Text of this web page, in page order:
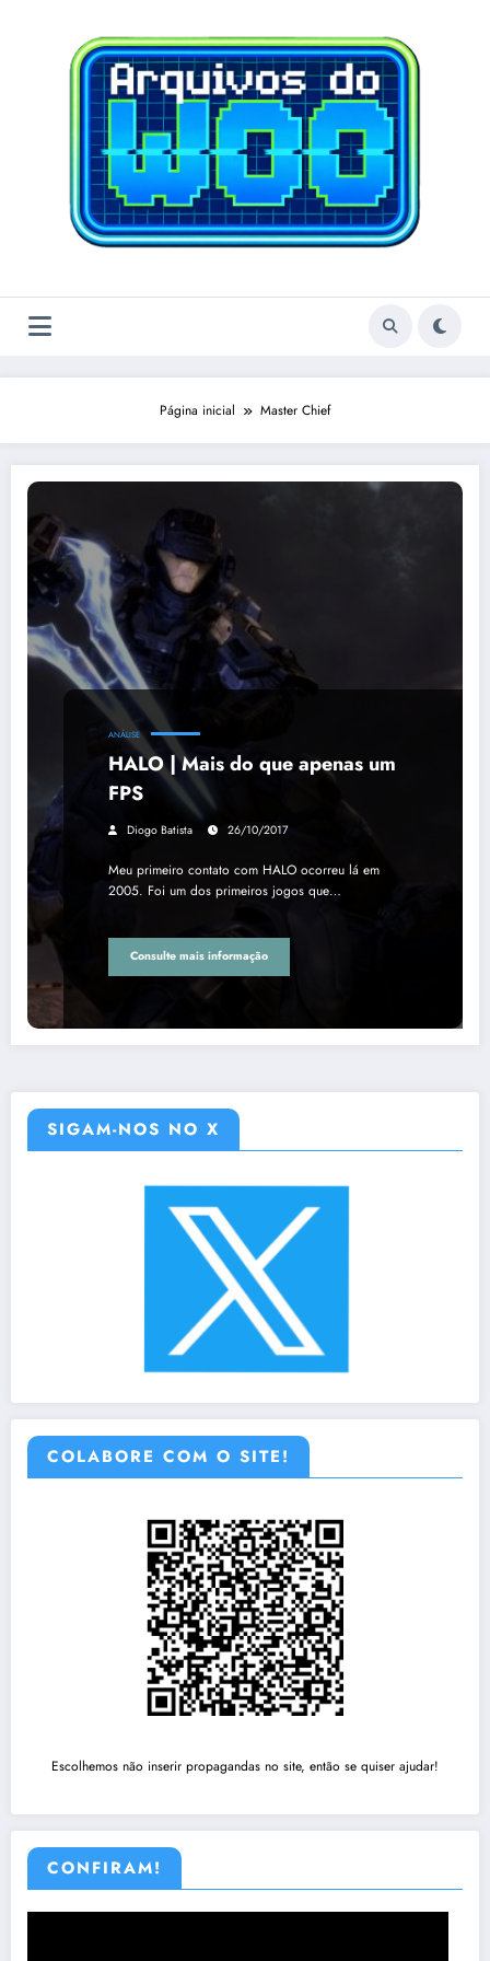
Página inicial Master Chief
ANÁLISE
HALO | Mais do que apenas um
FPS
Diogo Batista 26/10/2017
Meu primeiro contato com HALO ocorreu lá em
2005. Foi um dos primeiros jogos que…
Consulte mais informação
SIGAM-NOS NO X
COLABORE COM O SITE!
Escolhemos não inserir propagandas no site, então se quiser ajudar!
CONFIRAM!